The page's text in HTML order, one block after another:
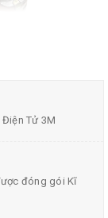
Tử 3M
đóng gói Kĩ